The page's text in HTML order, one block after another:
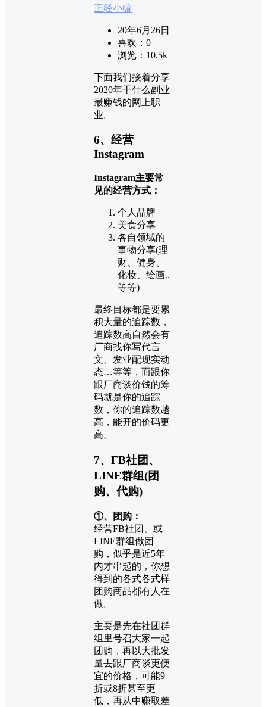
正经小编
20年6月26日
喜欢： 0
浏览： 10.5k
下面我们接着分享
2020年干什么副业
最赚钱的网上职
业。
6、经营
Instagram
Instagram主要常
见的经营方式：
个人品牌
美食分享
各自领域的
事物分享(理
财、健身、
化妆、绘画..
等等)
最终目标都是要累
积大量的追踪数，
追踪数高自然会有
厂商找你写代言
文、发业配现实动
态…等等，而跟你
跟厂商谈价钱的筹
码就是你的追踪
数，你的追踪数越
高，能开的价码更
高。
7、FB社团、
LINE群组(团
购、代购)
①、团购：
经营FB社团、或
LINE群组做团
购，似乎是近5年
内才串起的，你想
得到的各式各式样
团购商品都有人在
做。
主要是先在社团群
组里号召大家一起
团购，再以大批发
量去跟厂商谈更便
宜的价格，可能9
折或8折甚至更
低，再从中赚取差